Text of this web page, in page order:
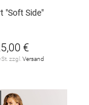
"Soft Side"
€
zzgl. Versand